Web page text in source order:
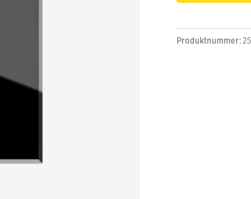
Produktnummer: